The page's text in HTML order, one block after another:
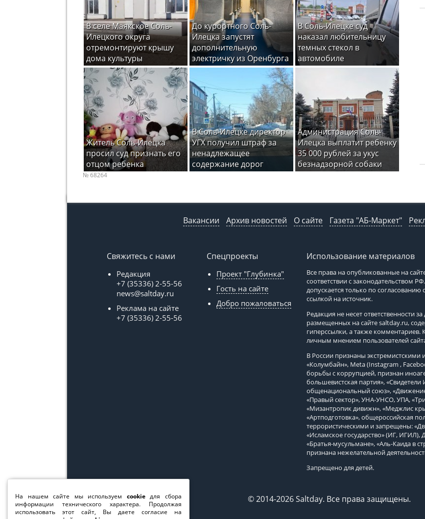
В селе Маякское Соль-
Илецкого округа
отремонтируют крышу
дома культуры
До курортного Соль-
Илецка запустят
дополнительную
электричку из Оренбурга
В Соль-Илецке суд
наказал любительницу
темных стекол в
автомобиле
Житель Соль-Илецка
просил суд признать его
отцом ребенка
В Соль-Илецке директор
УГХ получил штраф за
ненадлежащее
содержание дорог
Администрация Соль-
Илецка выплатит ребенку
35 000 рублей за укус
безнадзорной собаки
№ 68264
Вакансии Архив новостей О сайте Газета "АБ-Маркет"
Свяжитесь с нами
Редакция
+7 (35336) 2-55-56
news@saltday.ru
Реклама на сайте
+7 (35336) 2-55-56
Спецпроекты
Проект "Глубинка"
Гость на сайте
Добро пожаловаться
Использование материалов
Все права на опубликованные на
соответствии с законодательством
допускается только по
ссылкой на источник.
Редакция не несет ответственности
размещенных на сайтеsaltday.ru,
гиперссылки, а также
личным мнением пользователей
В России признаны
«Колумбайн», Meta (Instagram ,
борьбы с коррупцией, признан
большевистская партия»,
общенациональный союз»,
«Правый сектор», УНА-УНСО, УПА,
«Мизантропик дивижн», «Меджлис
«Артподготовка», общероссийская
террористическими и запрещены:
«Исламское государство» (ИГ,
«Братья-мусульмане», «Аль-Каида в
признана нежелательной
Запрещено для детей.
© 2014-2026 Saltday. Все права защищены.
На нашем сайте мы используем cookieдля сбора
информации технического характера. Продолжая
использовать этот сайт, Вы даете согласие на